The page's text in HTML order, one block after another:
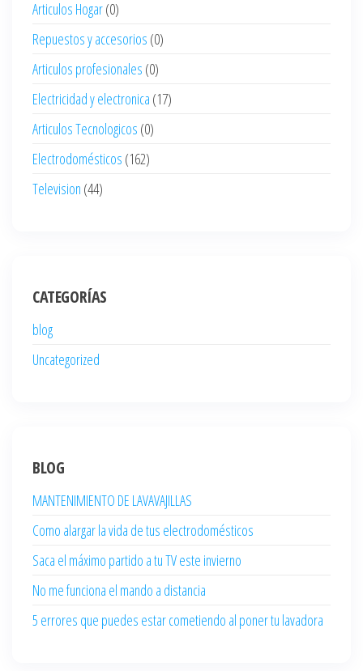
Articulos Hogar(0)
Repuestos y accesorios (0)
Articulos profesionales (0)
Electricidad y electronica (17)
Articulos Tecnologicos (0)
Electrodomésticos (162)
Television (44)
CATEGORÍAS
blog
Uncategorized
BLOG
MANTENIMIENTO DE LAVAVAJILLAS
Como alargar la vida de tus electrodomésticos
Saca el máximo partido a tu TV este invierno
No me funciona el mando a distancia
5 errores que puedes estar cometiendo al poner tu lavadora